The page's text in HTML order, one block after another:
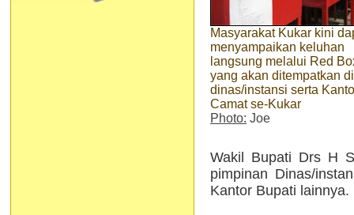
Masyarakat Kukar kini
menyampaikan keluhan
langsung melalui Red
yang akan ditempatkan di
dinas/instansi serta
Camat se-Kukar
Photo: Joe
Wakil Bupati Drs H
pimpinan Dinas/
Kantor Bupati lainnya.